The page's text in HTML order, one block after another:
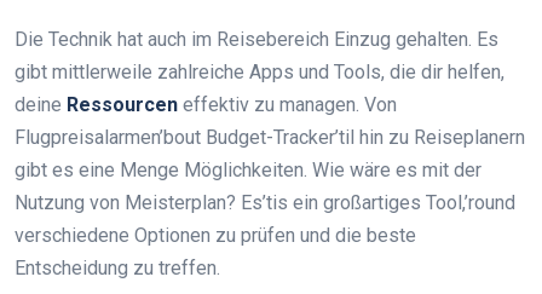
Die Technik hat auch im Reisebereich Einzug gehalten. Es
gibt mittlerweile zahlreiche Apps und Tools, die dir helfen,
deine Ressourcen effektiv zu managen. Von
Flugpreisalarmen’bout Budget-Tracker’til hin zu Reiseplanern
gibt es eine Menge Möglichkeiten. Wie wäre es mit der
Nutzung von Meisterplan? Es’tis ein großartiges Tool,’round
verschiedene Optionen zu prüfen und die beste
Entscheidung zu treffen.